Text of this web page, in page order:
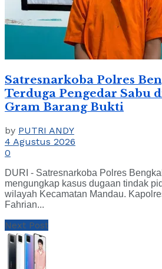
Satresnarkoba Polres
Terduga Pengedar Sabu
Gram Barang Bukti
by PUTRI ANDY
4 Agustus 2026
0
DURI - Satresnarkoba Polres
mengungkap kasus dugaan tindak
wilayah Kecamatan Mandau.
Fahrian...
Next Post